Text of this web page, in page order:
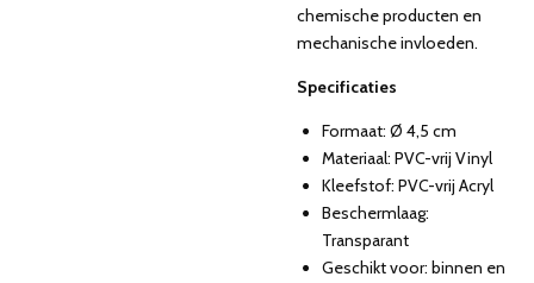
chemische producten en
mechanische invloeden.
Specificaties
Formaat: Ø 4,5 cm
Materiaal: PVC-vrij Vinyl
Kleefstof: PVC-vrij Acryl
Beschermlaag:
Transparant
Geschikt voor: binnen en